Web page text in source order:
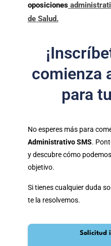
oposiciones
de Salud.
comienza
para
No esperes más para
Administrativo SMS.
y descubre cómo
objetivo.
Si tienes cualquier duda
te la resolvemos.
Solicitud